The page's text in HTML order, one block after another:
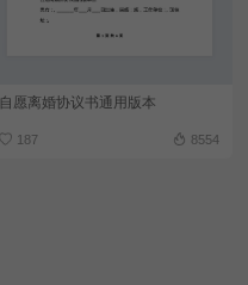
自愿离婚协议书通用版本
187 8554